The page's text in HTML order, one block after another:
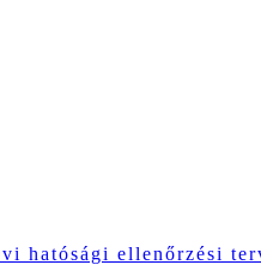
hatósági ellenőrzési